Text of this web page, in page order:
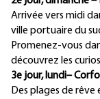
Arrivée vers midi
ville portuaire du
Promenez-vous
découvrez les
3e jour, lundi–
Des plages de